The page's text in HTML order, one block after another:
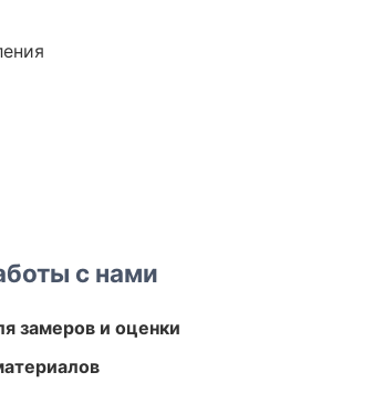
с нами
замеров и оценки